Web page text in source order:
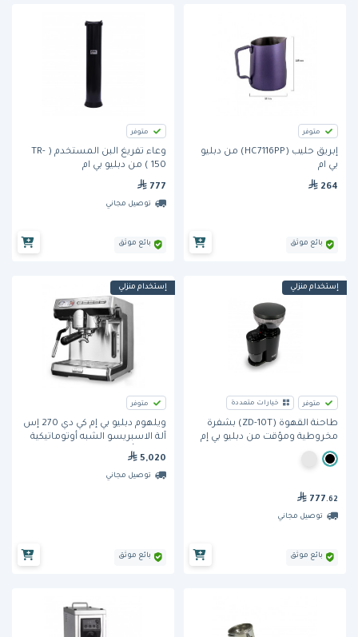
متوفر
إبريق حليب (HC7116PP) من دبليو
بي ام
264
بائع موثق
متوفر
وعاء تفريغ البن المستخدم ( TR-
150 ) من دبليو بي ام
777
توصيل مجاني
بائع موثق
إستخدام منزلي
متوفر خيارات متعددة
طاحنة القهوة (ZD-10T) بشفرة
مخروطية ومؤقت من دبليو بي إم
777 .62
توصيل مجاني
بائع موثق
إستخدام منزلي
متوفر
ويلهوم دبليو بي إم كي دي 270 إس
آلة الاسبريسو الشبه أوتوماتيكية
5,020
توصيل مجاني
بائع موثق